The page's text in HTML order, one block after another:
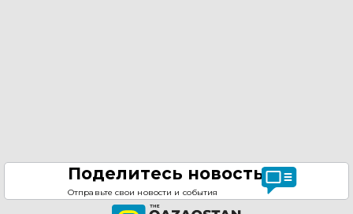
Поделитесь новостью
Отправьте свои новости и события